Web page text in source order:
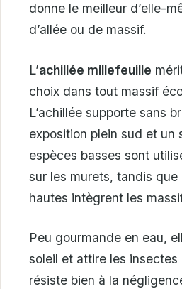
donne le meilleur d’elle-
d’allée ou de massif.
L’achillée millefeuille
choix dans tout massif
L’achillée supporte sans
exposition plein sud et un
espèces basses sont
sur les murets, tandis que
hautes intègrent les
Peu gourmande en eau,
soleil et attire les insectes
résiste bien à la